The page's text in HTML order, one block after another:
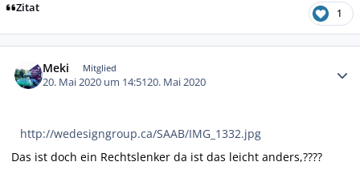
Zitat 1
Meki Mitglied
20. Mai 2020 um 14:5120. Mai 2020
http://wedesigngroup.ca/SAAB/IMG_1332.jpg
Das ist doch ein Rechtslenker da ist das leicht anders,????